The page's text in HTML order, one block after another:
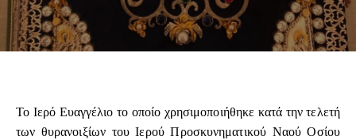
Το Ιερό Ευαγγέλιο το οποίο χρησιμοποιήθηκε κατά την τελετή
των θυρανοιξίων του Ιερού Προσκυνηματικού Ναού Οσίου